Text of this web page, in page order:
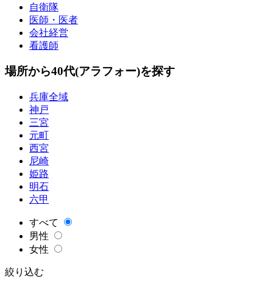
自衛隊
医師・医者
会社経営
看護師
場所から40代(アラフォー)を探す
兵庫全域
神戸
三宮
元町
西宮
尼崎
姫路
明石
六甲
すべて
男性
女性
絞り込む